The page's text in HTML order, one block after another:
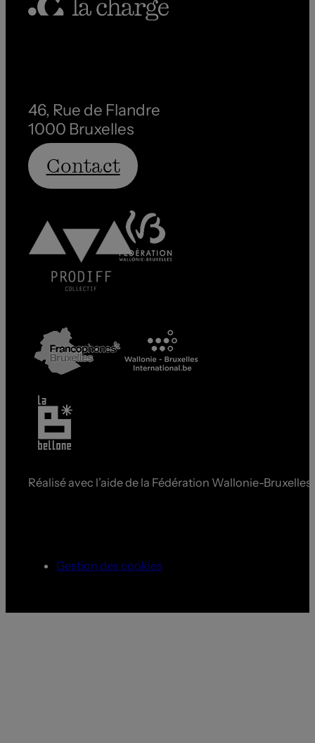
46, Rue de Flandre
1000 Bruxelles
Contact
Réalisé avec l’aide de la Fédération Wallonie-
Gestion des cookies